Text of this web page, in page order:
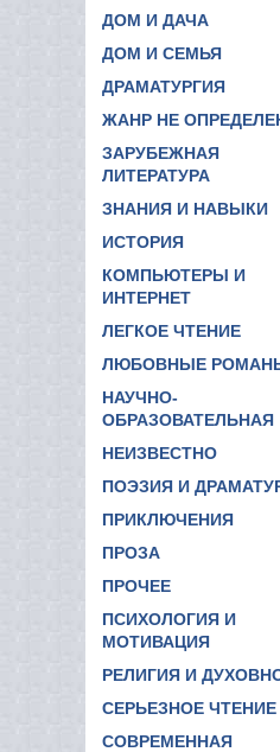
ДОМ И ДАЧА
ДОМ И СЕМЬЯ
ДРАМАТУРГИЯ
ЖАНР НЕ
ЗАРУБЕЖНАЯ
ЛИТЕРАТУРА
ЗНАНИЯ И НАВЫКИ
ИСТОРИЯ
КОМПЬЮТЕРЫ И
ИНТЕРНЕТ
ЛЕГКОЕ ЧТЕНИЕ
ЛЮБОВНЫЕ
НАУЧНО-
ОБРАЗОВАТЕЛЬНАЯ
НЕИЗВЕСТНО
ПОЭЗИЯ И
ПРИКЛЮЧЕНИЯ
ПРОЗА
ПРОЧЕЕ
ПСИХОЛОГИЯ И
МОТИВАЦИЯ
РЕЛИГИЯ И
СЕРЬЕЗНОЕ ЧТЕНИЕ
СОВРЕМЕННАЯ